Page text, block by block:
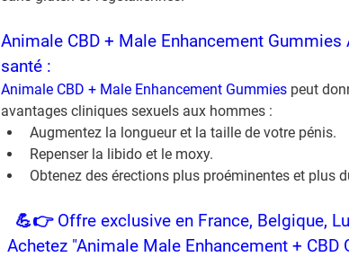
Animale CBD + Male Enhancement Gummies
santé :
Animale CBD + Male Enhancement Gummies peut
avantages cliniques sexuels aux hommes :
Augmentez la longueur et la taille de votre pénis.
Repenser la libido et le moxy.
Obtenez des érections plus proéminentes et plus
💪👉 Offre exclusive en France, Belgique,
Achetez "Animale Male Enhancement +